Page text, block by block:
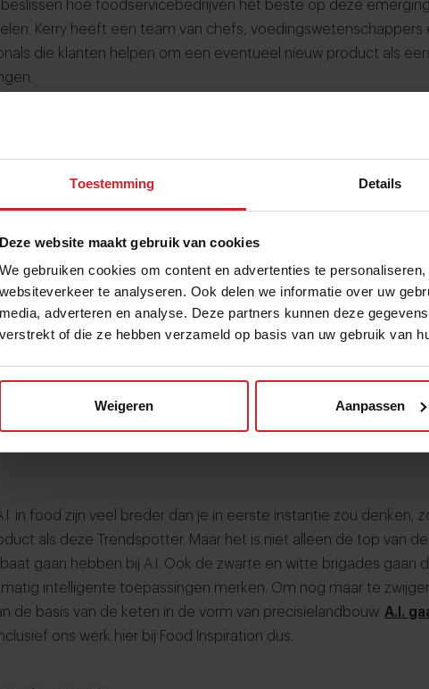
Toestemming Details
Deze website maakt gebruik van cookies
We gebruiken cookies om content en advertenties te
websiteverkeer te analyseren. Ook delen we informatie over uw
media, adverteren en analyse. Deze partners kunnen deze
verstrekt of die ze hebben verzameld op basis van uw gebruik van
Weigeren Aanpassen
hoe foodservicebedrijven het beste op deze emerging
Kerry heeft een team van chefs, voedingswetenschappers
die klanten helpen om een eventueel nieuw product als
het tempo van productinnovatie een paar
hoger
waardevol het is om ergens de eerste in te zijn. Dat is dan ook
hoopt te bereiken. Met behulp van A.I. gaat het tempo
paar versnellingen hoger. En als het werkt en aanslaat is de
trend straks nog korter. Grote bedrijven pakken een trend op
knallen deze met een nieuw trendy product direct de
alweer een nieuwe mogelijke trend heeft uitgezocht. De
in food zijn veel breder dan je in eerste instantie zou denken,
als deze Trendspotter. Maar het is niet alleen de top van de
gaan hebben bij A.I. Ook de zwarte en witte brigades gaan
intelligente toepassingen merken. Om nog maar te
de basis van de keten in de vorm van precisielandbouw. A.I.
inclusief ons werk hier bij Food Inspiration dus.